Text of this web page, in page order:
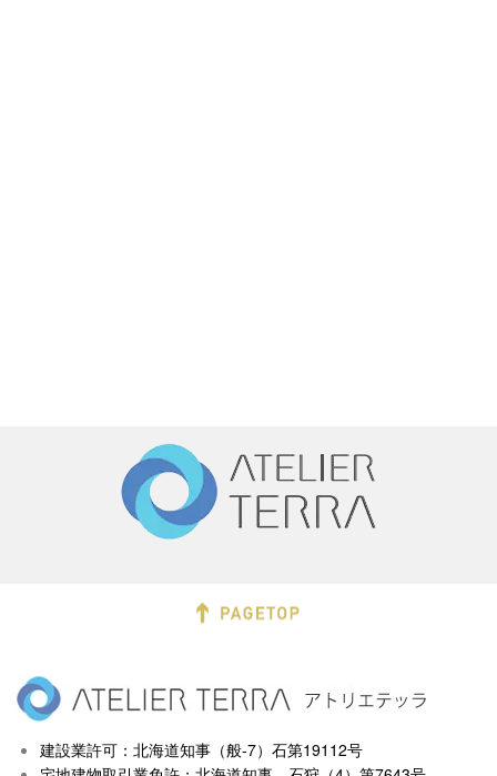
建設業許可：北海道知事（般-7）石第19112号